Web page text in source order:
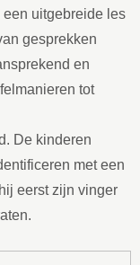
uitgebreide les
gesprekken
en
tot
De kinderen
met een
eerst zijn vinger